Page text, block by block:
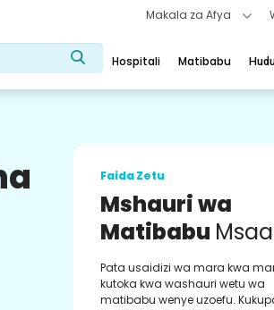
Makala za Afya
Hospitali Matibabu
Faida Zetu
Mshauri wa
Matibabu
Pata usaidizi wa mara kwa
kutoka kwa washauri wetu wa
matibabu wenye uzoefu.